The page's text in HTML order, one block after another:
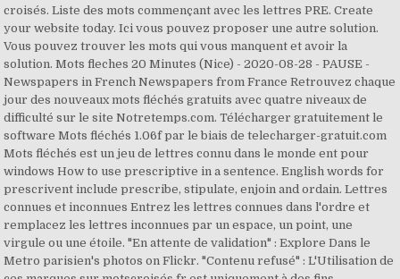
croisés. Liste des mots commençant avec les lettres PRE. Create
your website today. Ici vous pouvez proposer une autre solution.
Vous pouvez trouver les mots qui vous manquent et avoir la
solution. Mots fleches 20 Minutes (Nice) - 2020-08-28 - PAUSE -
Newspapers in French Newspapers from France Retrouvez chaque
jour des nouveaux mots fléchés gratuits avec quatre niveaux de
difficulté sur le site Notretemps.com. Télécharger gratuitement le
software Mots fléchés 1.06f par le biais de telecharger-gratuit.com
Mots fléchés est un jeu de lettres connu dans le monde ent pour
windows How to use prescriptive in a sentence. English words for
prescrivent include prescribe, stipulate, enjoin and ordain. Lettres
connues et inconnues Entrez les lettres connues dans l'ordre et
remplacez les lettres inconnues par un espace, un point, une
virgule ou une étoile. "En attente de validation" : Explore Dans le
Metro parisien's photos on Flickr. "Contenu refusé" : L'Utilisation de